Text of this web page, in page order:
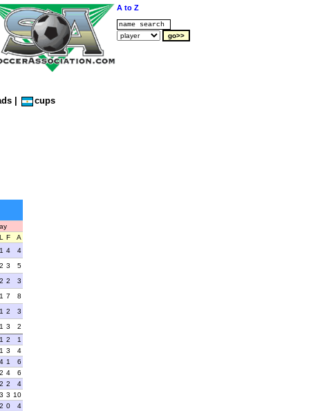
A to Z
cups
L F
A
1 4
4
2 3
5
2 2
3
1 7
8
1 2
3
1 3
2
1 2
1
1 3
4
4 1
6
2 4
6
2 2
4
3 3 10
2 0
4